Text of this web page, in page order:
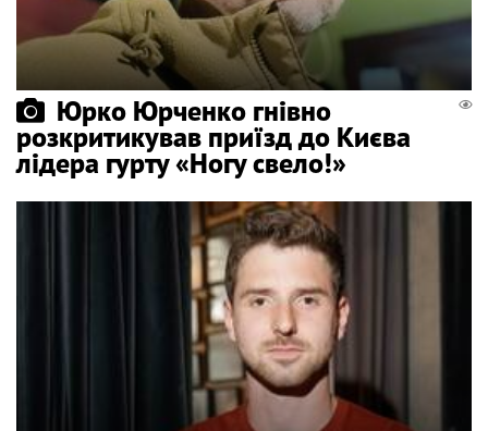
Юрко Юрченко гнівно
розкритикував приїзд до Києва
лідера гурту «Ногу свело!»